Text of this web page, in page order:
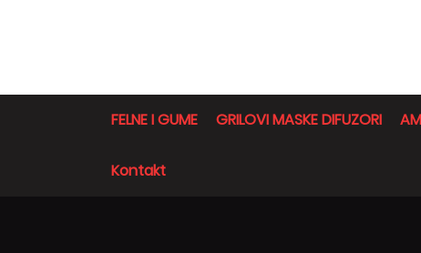
FELNE I GUME GRILOVI MASKE DIFUZORI
Kontakt